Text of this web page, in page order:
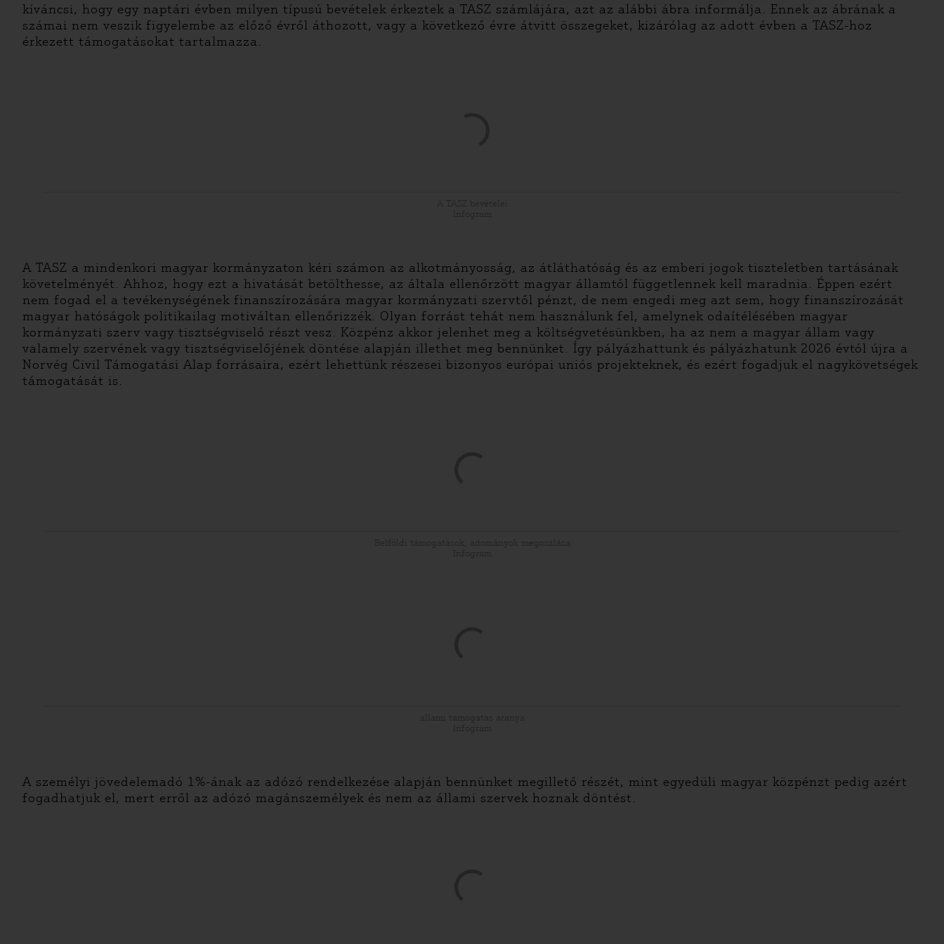
kíváncsi, hogy egy naptári évben milyen típusú bevételek érkeztek a TASZ számlájára, azt az alábbi ábra informálja. Ennek az ábrának a
számai nem veszik figyelembe az előző évről áthozott, vagy a következő évre átvitt összegeket, kizárólag az adott évben a TASZ-hoz
érkezett támogatásokat tartalmazza.
A TASZ a mindenkori magyar kormányzaton kéri számon az alkotmányosság, az átláthatóság és az emberi jogok tiszteletben tartásának
követelményét. Ahhoz, hogy ezt a hivatását betölthesse, az általa ellenőrzött magyar államtól függetlennek kell maradnia. Éppen ezért
nem fogad el a tevékenységének finanszírozására magyar kormányzati szervtől pénzt, de nem engedi meg azt sem, hogy finanszírozását
magyar hatóságok politikailag motiváltan ellenőrizzék. Olyan forrást tehát nem használunk fel, amelynek odaítélésében magyar
kormányzati szerv vagy tisztségviselő részt vesz. Közpénz akkor jelenhet meg a költségvetésünkben, ha az nem a magyar állam vagy
valamely szervének vagy tisztségviselőjének döntése alapján illethet meg bennünket. Így pályázhattunk és pályázhatunk 2026 évtól újra a
Norvég Civil Támogatási Alap forrásaira, ezért lehettünk részesei bizonyos európai uniós projekteknek, és ezért fogadjuk el nagykövetségek
támogatását is.
A személyi jövedelemadó 1%-ának az adózó rendelkezése alapján bennünket megillető részét, mint egyedüli magyar közpénzt pedig azért
fogadhatjuk el, mert erről az adózó magánszemélyek és nem az állami szervek hoznak döntést.